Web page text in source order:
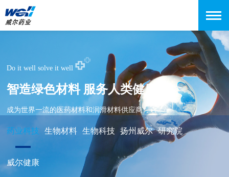
Do it well solve it well
智造绿色材料 服务人类健康
成为世界一流的医药材料和润滑材料供应商
药业科技 生物材料 生物科技 扬州威尔 研究院
威尔健康